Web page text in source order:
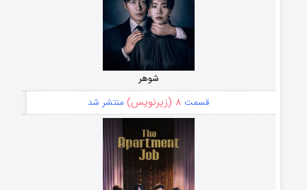
شوهر
قسمت ۸ (زیرنویس) منتشر شد